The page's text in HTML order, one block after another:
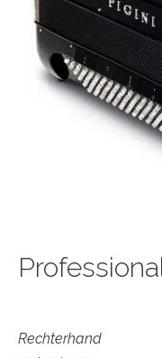
Rechterhand